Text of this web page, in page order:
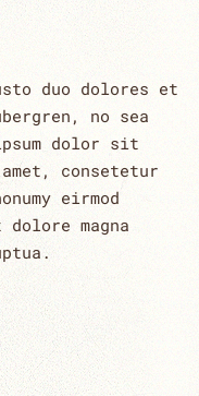
duo dolores et
no sea
dolor sit
consetetur
eirmod
magna